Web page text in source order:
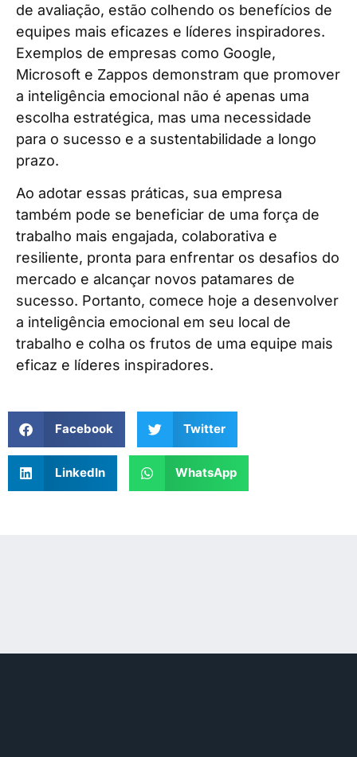
de avaliação, estão colhendo os benefícios de
equipes mais eficazes e líderes inspiradores.
Exemplos de empresas como Google,
Microsoft e Zappos demonstram que promover
a inteligência emocional não é apenas uma
escolha estratégica, mas uma necessidade
para o sucesso e a sustentabilidade a longo
prazo.
Ao adotar essas práticas, sua empresa
também pode se beneficiar de uma força de
trabalho mais engajada, colaborativa e
resiliente, pronta para enfrentar os desafios do
mercado e alcançar novos patamares de
sucesso. Portanto, comece hoje a desenvolver
a inteligência emocional em seu local de
trabalho e colha os frutos de uma equipe mais
eficaz e líderes inspiradores.
Facebook Twitter
LinkedIn WhatsApp